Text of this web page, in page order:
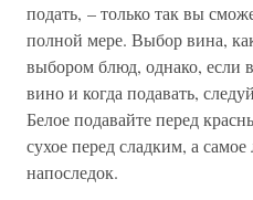
подать, – только так вы
полной мере. Выбор вина,
выбором блюд, однако, если
вино и когда подавать,
Белое подавайте перед
сухое перед сладким, а
напоследок.